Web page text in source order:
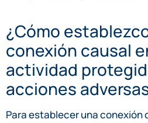
¿Cómo
conexión causal
actividad
acciones
Para establecer una conexión